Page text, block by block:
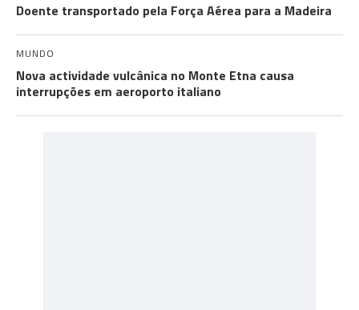
Doente transportado pela Força Aérea para a Madeira
MUNDO
Nova actividade vulcânica no Monte Etna causa
interrupções em aeroporto italiano